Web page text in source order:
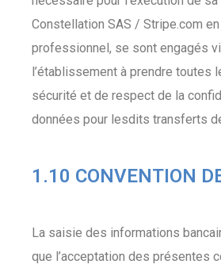
Constellation SAS / Stripe.com
professionnel, se sont engagés
l’établissement à prendre toutes
sécurité et de respect de la
données pour lesdits transferts
1.10 CONVENTION
La saisie des informations
que l’acceptation des présentes